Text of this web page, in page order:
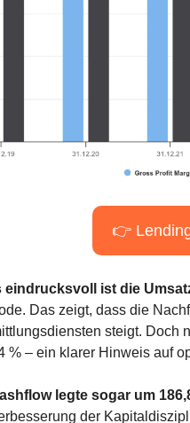
👉
eindrucksvoll ist die
Das zeigt, dass die
steigt. Doch
% – ein klarer Hinweis auf
legte sogar um
der